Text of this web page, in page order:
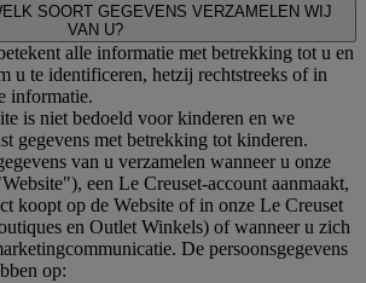
SOORT GEGEVENS VERZAMELEN WIJ
VAN U?
alle informatie met betrekking tot u en
u te identificeren, hetzij rechtstreeks of in
informatie.
is niet bedoeld voor kinderen en we
gegevens met betrekking tot kinderen.
van u verzamelen wanneer u onze
een Le Creuset-account aanmaakt,
koopt op de Website of in onze Le Creuset
en Outlet Winkels) of wanneer u zich
De persoonsgegevens
op: